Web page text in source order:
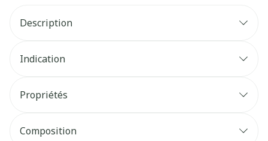
Description
Indication
Propriétés
Composition